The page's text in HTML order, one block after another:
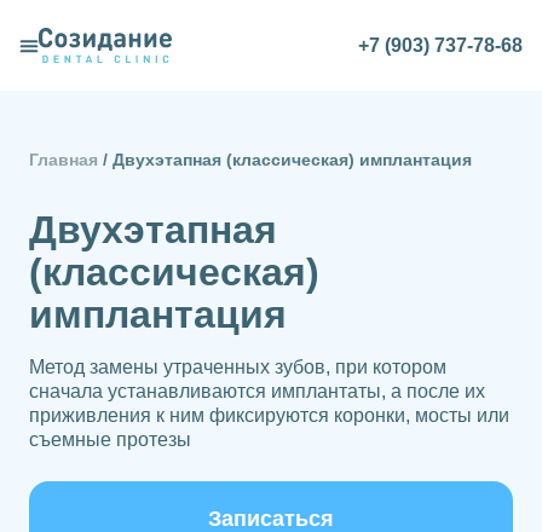
+7 (903) 737-78-68
Главная / Двухэтапная (классическая) имплантация
Двухэтапная
(классическая)
имплантация
Метод замены утраченных зубов, при котором
сначала устанавливаются имплантаты, а после их
приживления к ним фиксируются коронки, мосты или
съемные протезы
Записаться